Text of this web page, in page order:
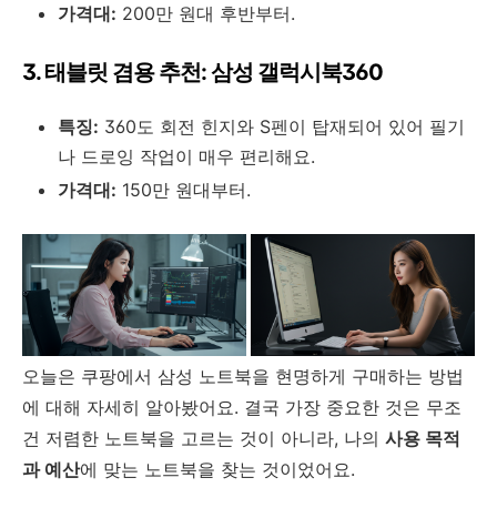
가격대: 200만 원대 후반부터.
3. 태블릿 겸용 추천: 삼성 갤럭시북360
특징: 360도 회전 힌지와 S펜이 탑재되어 있어 필기
나 드로잉 작업이 매우 편리해요.
가격대: 150만 원대부터.
오늘은 쿠팡에서 삼성 노트북을 현명하게 구매하는 방법
에 대해 자세히 알아봤어요. 결국 가장 중요한 것은 무조
건 저렴한 노트북을 고르는 것이 아니라, 나의 사용 목적
과 예산에 맞는 노트북을 찾는 것이었어요.